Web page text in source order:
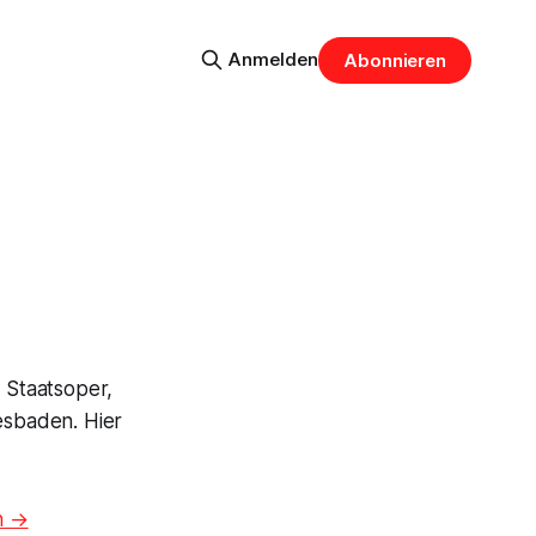
Anmelden Abonnieren
Hier
→